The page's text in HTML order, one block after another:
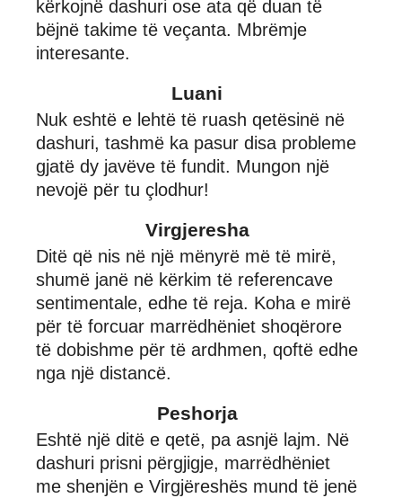
kërkojnë dashuri ose ata që duan të
bëjnë takime të veçanta. Mbrëmje
interesante.
Luani
Nuk eshtë e lehtë të ruash qetësinë në
dashuri, tashmë ka pasur disa probleme
gjatë dy javëve të fundit. Mungon një
nevojë për tu çlodhur!
Virgjeresha
Ditë që nis në një mënyrë më të mirë,
shumë janë në kërkim të referencave
sentimentale, edhe të reja. Koha e mirë
për të forcuar marrëdhëniet shoqërore
të dobishme për të ardhmen, qoftë edhe
nga një distancë.
Peshorja
Eshtë një ditë e qetë, pa asnjë lajm. Në
dashuri prisni përgjigje, marrëdhëniet
me shenjën e Virgjëreshës mund të jenë